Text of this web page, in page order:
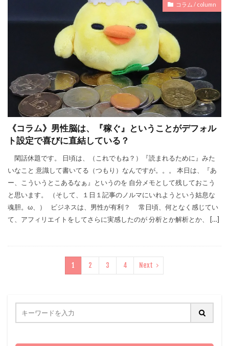
コラム / column
《コラム》男性脳は、『稼ぐ』ということがデフォル
ト設定で喜びに直結している？
閑話休題です。 日頃は、（これでもね？）『読まれるために』みた
いなこと 意識して書いてる（つもり）なんですが。。。 本日は、『あ
ー、こういうとこあるなぁ』というのを 自分メモとして残しておこう
と思います。 （そして、１日１記事のノルマにいれようという姑息な
魂胆。ω、） ビジネスは、男性が有利？ 常日頃、何となく感じてい
て、アフィリエイトをしてさらに実感したのが 分析とか解析とか、 […]
1 2 3 4 Next